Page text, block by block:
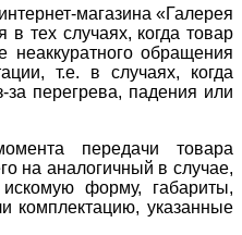
магазина «Галерея
тех случаях, когда товар
неаккуратного обращения
т.е. в случаях, когда
за перегрева, падения или
передачи товара
на аналогичный в случае,
форму, габариты,
комплектацию, указанные